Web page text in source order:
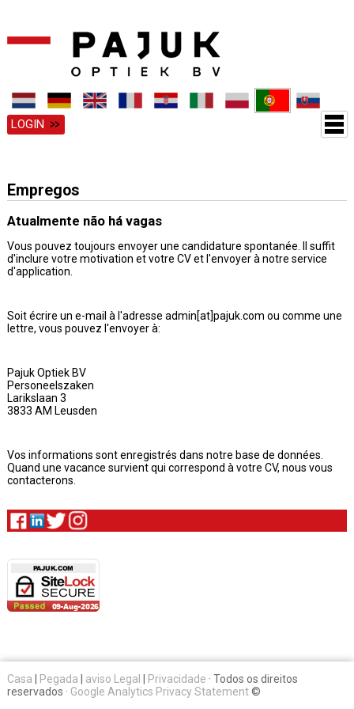
LOGIN
Empregos
Atualmente não há vagas
Vous pouvez toujours envoyer une candidature spontanée. Il suffit
d'inclure votre motivation et votre CV et l'envoyer à notre service
d'application.
Soit écrire un e-mail à l'adresse admin[at]pajuk.com ou comme une
lettre, vous pouvez l'envoyer à:
Pajuk Optiek BV
Personeelszaken
Larikslaan 3
3833 AM Leusden
Vos informations sont enregistrés dans notre base de données.
Quand une vacance survient qui correspond à votre CV, nous vous
contacterons.
Casa Pegada aviso Legal Privacidade · Todos os direitos
reservados · Google Analytics Privacy Statement©